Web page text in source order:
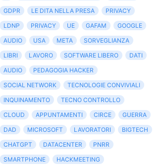
GDPR
LE DITA NELLA PRESA
PRIVACY
LDNP
PRIVACY UE GAFAM
GOOGLE
AUDIO
USA META
SORVEGLIANZA
LIBRI
LAVORO SOFTWARE LIBERO
DATI
AUDIO
PEDAGOGIA HACKER
SOCIAL NETWORK
TECNOLOGIE CONVIVIALI
INQUINAMENTO
TECNO CONTROLLO
CLOUD
APPUNTAMENTI CIRCE
GUERRA
DAD
MICROSOFT LAVORATORI
BIGTECH
CHATGPT
DATACENTER
PNRR
SMARTPHONE
HACKMEETING